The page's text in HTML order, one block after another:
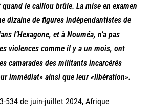
le caillou brûle. La mise en examen
dizaine de figures indépendantistes de
l’Hexagone, et à Nouméa, n’a pas
violences comme il y a un mois, ont
camarades des militants incarcérés
immédiat» ainsi que leur «libération».
534 de juin-juillet 2024, Afrique